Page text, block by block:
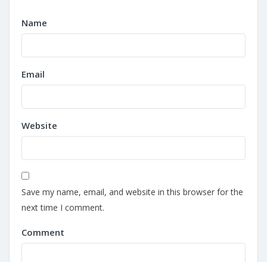
Name
Email
Website
Save my name, email, and website in this browser for the
next time I comment.
Comment